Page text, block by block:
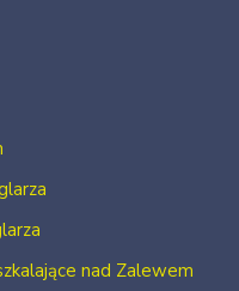
nad Zalewem